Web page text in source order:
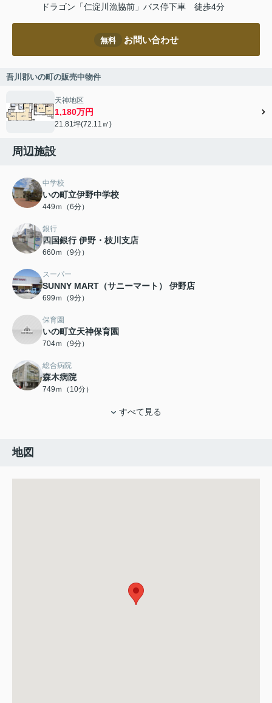
ドラゴン「仁淀川漁協前」バス停下車 徒歩4分
無料 お問い合わせ
吾川郡いの町の販売中物件
天神地区
1,180万円
21.81坪(72.11㎡)
周辺施設
中学校
いの町立伊野中学校
449ｍ（6分）
銀行
四国銀行 伊野・枝川支店
660ｍ（9分）
スーパー
SUNNY MART（サニーマート） 伊野店
699ｍ（9分）
保育園
いの町立天神保育園
704ｍ（9分）
総合病院
森木病院
749ｍ（10分）
すべて見る
地図